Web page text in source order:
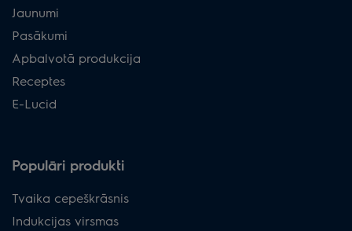
Jaunumi
Pasākumi
Apbalvotā produkcija
Receptes
E-Lucid
Populāri produkti
Tvaika cepeškrāsnis
Indukcijas virsmas